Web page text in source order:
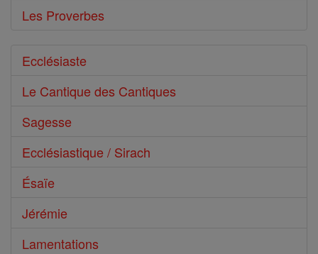
Les Proverbes
Ecclésiaste
Le Cantique des Cantiques
Sagesse
Ecclésiastique / Sirach
Ésaïe
Jérémie
Lamentations